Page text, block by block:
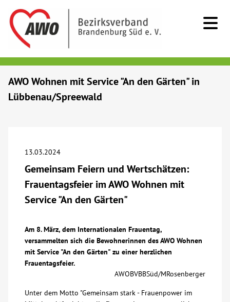
Senioren
Begegnung
Über uns
AWO Wohnen mit Service "An den Gärten" in
Lübbenau/Spreewald
13.03.2024
Gemeinsam Feiern und Wertschätzen:
Frauentagsfeier im AWO Wohnen mit
Service "An den Gärten"
Am 8. März, dem Internationalen Frauentag,
versammelten sich die Bewohnerinnen des AWO Wohnen
mit Service "An den Gärten" zu einer herzlichen
Frauentagsfeier.
AWOBVBBSüd/MRosenberger
Unter dem Motto "Gemeinsam stark - Frauenpower im